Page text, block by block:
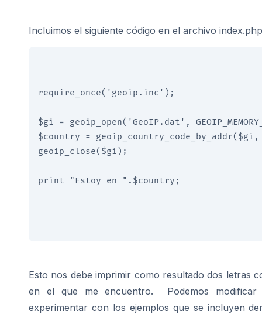
Incluimos el siguiente código en el archivo index.php
require_once('geoip.inc');
$gi = geoip_open('GeoIP.dat',
$country = geoip_country_code_by_addr($gi,
geoip_close($gi);
print "Estoy en ".$country;
Esto nos debe imprimir como resultado dos letras
en el que me encuentro. Podemos
experimentar con los ejemplos que se incluyen